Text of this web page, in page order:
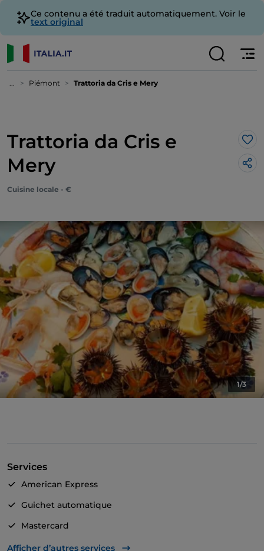
Ce contenu a été traduit automatiquement. Voir le
text original
... Piémont Trattoria da Cris e Mery
Trattoria da Cris e
Mery
Cuisine locale - €
1/3
Services
American Express
Guichet automatique
Mastercard
TheFork PAY
Afficher d’autres services